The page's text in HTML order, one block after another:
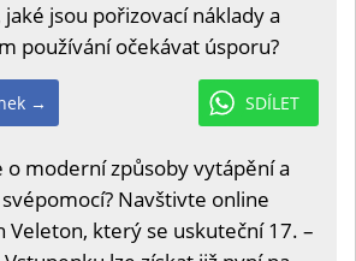
jsou pořizovací náklady a
používání očekávat úsporu?
SDÍLET
→
o moderní způsoby vytápění a
Navštivte online
Veleton, který se uskuteční 17. –